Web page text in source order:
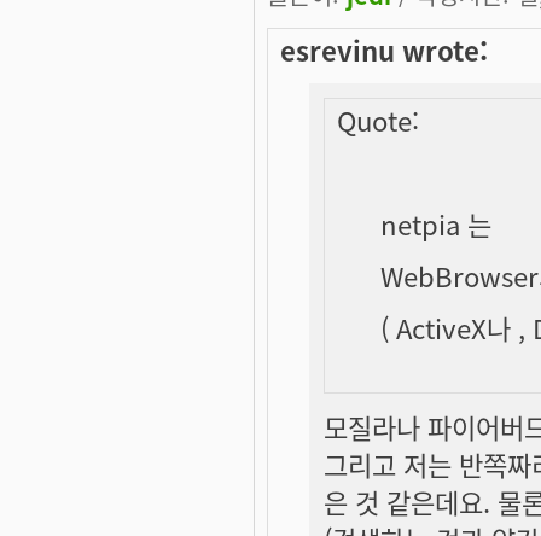
esrevinu wrote:
Quote:
netpia 는
WebBrowser
( ActiveX나 ,
모질라나 파이어버
그리고 저는 반쪽
은 것 같은데요. 물